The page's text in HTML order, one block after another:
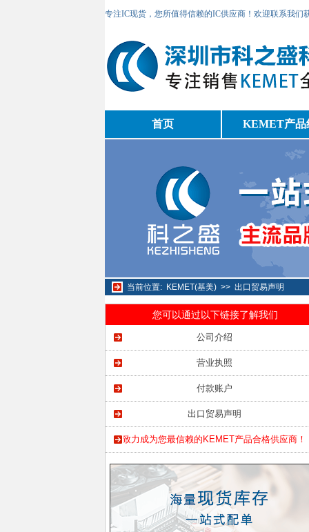
专注IC现货，您所值得信赖的IC供应商！欢迎联系我们
首页 KEMET产品
当前位置: KEMET(基美)>> 出口贸易声明
您可以通过以下链接了解我们
公司介绍
营业执照
付款账户
出口贸易声明
致力成为您最信赖的KEMET产品合格供应商！